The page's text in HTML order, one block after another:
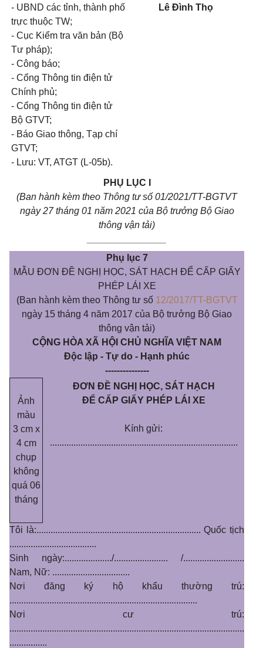
- UBND các tỉnh, thành phố
trực thuộc TW;
- Cục Kiểm tra văn bản (Bộ
Tư pháp);
- Công báo;
- Cổng Thông tin điện tử
Chính phủ;
- Cổng Thông tin điện tử
Bộ GTVT;
- Báo Giao thông, Tạp chí
GTVT;
- Lưu: VT, ATGT (L-05b).
Lê Đình Thọ
PHỤ LỤC I
(Ban hành kèm theo Thông tư số 01/2021/TT-BGTVT
ngày 27 tháng 01 năm 2021 của Bộ trưởng Bộ Giao
thông vận tải)
Phụ lục 7
MẪU ĐƠN ĐỀ NGHỊ HỌC, SÁT HẠCH ĐỂ CẤP GIẤY
PHÉP LÁI XE
(Ban hành kèm theo Thông tư số 12/2017/TT-BGTVT
ngày 15 tháng 4 năm 2017 của Bộ trưởng Bộ Giao
thông vận tải)
CỘNG HÒA XÃ HỘI CHỦ NGHĨA VIỆT NAM
Độc lập - Tự do - Hạnh phúc
---------------
Ảnh
màu
3 cm x
4 cm
chụp
không
quá 06
tháng
ĐƠN ĐỀ NGHỊ HỌC, SÁT HẠCH
ĐỂ CẤP GIẤY PHÉP LÁI XE
Kính gửi:
................................................................................
Tôi là:...................................................................... Quốc tịch
.....................................
Sinh ngày:..................../....................... /..........................
Nam, Nữ: .................................
Nơi đăng ký hộ khẩu thường trú:
................................................................................
Nơi cư trú:
....................................................................................................
................